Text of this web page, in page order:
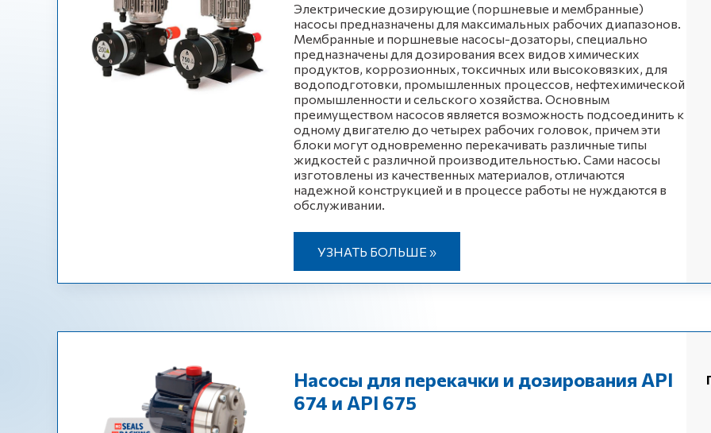
Электрические дозирующие (поршневые и мембранные)
насосы предназначены для максимальных рабочих диапазонов.
Мембранные и поршневые насосы-дозаторы, специально
предназначены для дозирования всех видов химических
продуктов, коррозионных, токсичных или высоковязких, для
водоподготовки, промышленных процессов, нефтехимической
промышленности и сельского хозяйства. Основным
преимуществом насосов является возможность подсоединить к
одному двигателю до четырех рабочих головок, причем эти
блоки могут одновременно перекачивать различные типы
жидкостей с различной производительностью. Сами насосы
изготовлены из качественных материалов, отличаются
надежной конструкцией и в процессе работы не нуждаются в
обслуживании.
УЗНАТЬ БОЛЬШЕ »
Насосы для перекачки и дозирования API
674 и API 675